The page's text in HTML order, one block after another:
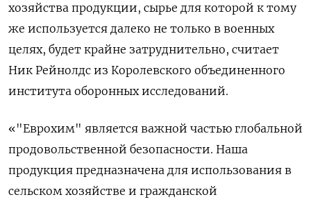
хозяйства продукции, сырье для которой к тому
же используется далеко не только в военных
целях, будет крайне затруднительно, считает
Ник Рейнолдс из Королевского объединенного
института оборонных исследований.
«"Еврохим" является важной частью глобальной
продовольственной безопасности. Наша
продукция предназначена для использования в
сельском хозяйстве и гражданской